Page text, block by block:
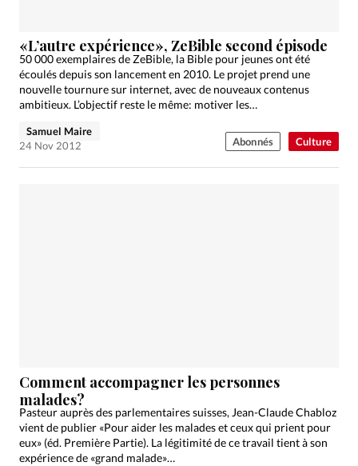
Actualité internationale
Chronique
Culture
Dossier
Eglises Foi Génération réveil
Monde
Opinions
Publireportage
Relations Aujourd'hui
Société
Tour du monde des Eglises
Trait d'Ixène
Vécu
Vie Intérieure Culture
«L’autre expérience», ZeBible second épisode
50 000 exemplaires de ZeBible, la Bible pour jeunes ont été
écoulés depuis son lancement en 2010. Le projet prend une
nouvelle tournure sur internet, avec de nouveaux contenus
ambitieux. L’objectif reste le même: motiver les…
Samuel Maire
24 Nov 2012
Abonnés
Comment accompagner les personnes
malades?
Pasteur auprès des parlementaires suisses, Jean-Claude Chabloz
vient de publier «Pour aider les malades et ceux qui prient pour
eux» (éd. Première Partie). La légitimité de ce travail tient à son
expérience de «grand malade»…